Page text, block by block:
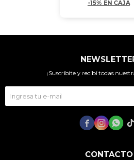
-15% EN CAJA
CONTACTO
¡Suscribite y recibí todas
   